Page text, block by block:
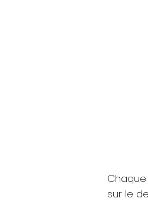
sur le